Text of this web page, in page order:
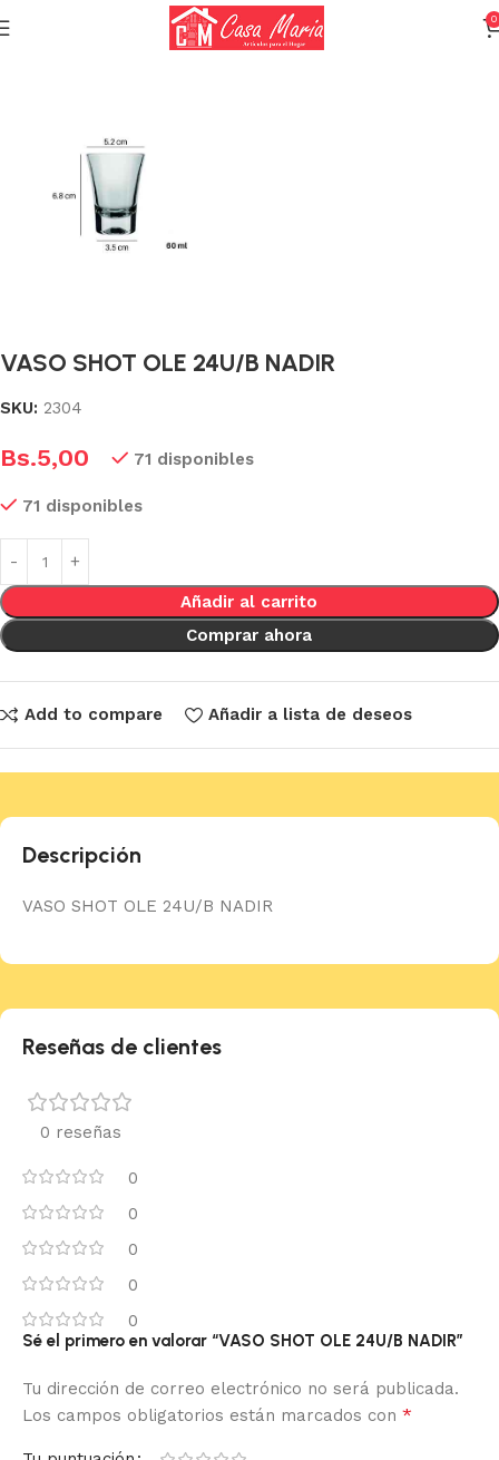
0
Vasos
VASO SHOT OLE 24U/B NADIR
SKU: 2304
Bs.5,00 71 disponibles
71 disponibles
Añadir al carrito
Comprar ahora
Add to compare Añadir a lista de deseos
Descripción
VASO SHOT OLE 24U/B NADIR
Reseñas de clientes
0 reseñas
0
0
0
0
0
Sé el primero en valorar “VASO SHOT OLE 24U/B NADIR”
Tu dirección de correo electrónico no será publicada.
Los campos obligatorios están marcados con *